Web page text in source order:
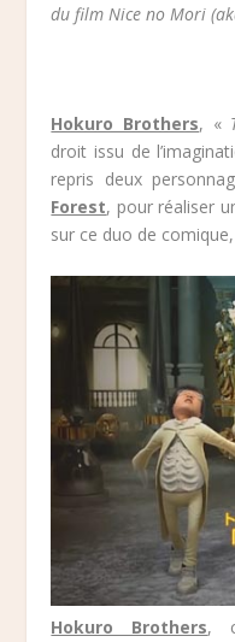
du film Nice no Mori
Hokuro Brothers, «
droit issu de
repris deux
Forest, pour réaliser
sur ce duo de
Hokuro Brothers,